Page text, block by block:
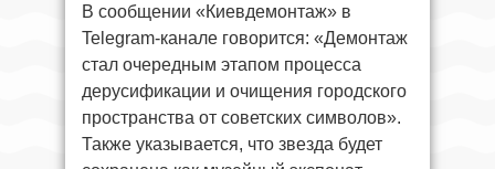
В сообщении «Киевдемонтаж» в
Telegram-канале говорится: «Демонтаж
стал очередным этапом процесса
дерусификации и очищения городского
пространства от советских символов».
Также указывается, что звезда будет